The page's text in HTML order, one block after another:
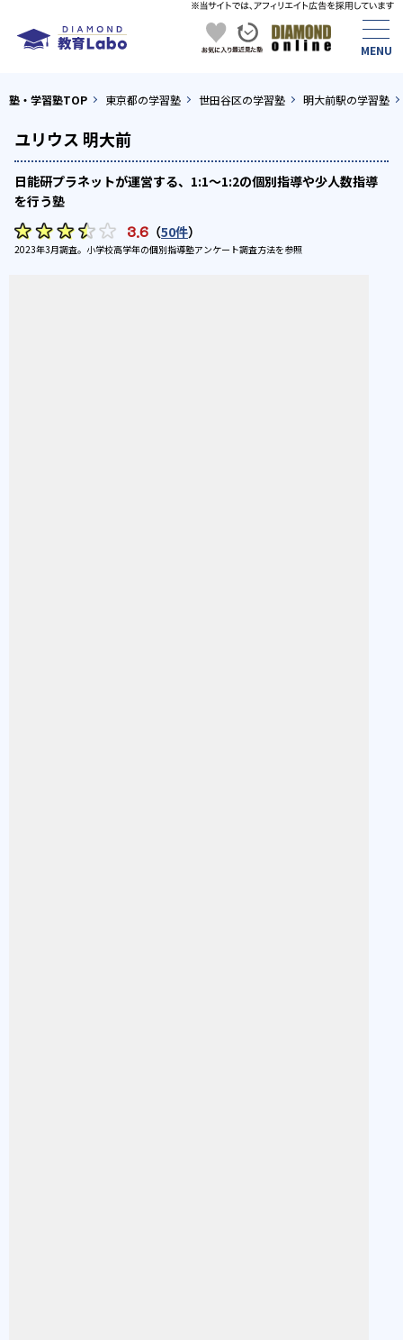
塾・学習塾TOP 東京都の学習塾 世田谷区の学習塾 明大前駅の学習塾
ユリウス 明大前
日能研プラネットが運営する、1:1～1:2の個別指導や少人数指導
を行う塾
3.6 （50件）
2023年3月調査。 小学校高学年の個別指導塾アンケート調査方法を参照